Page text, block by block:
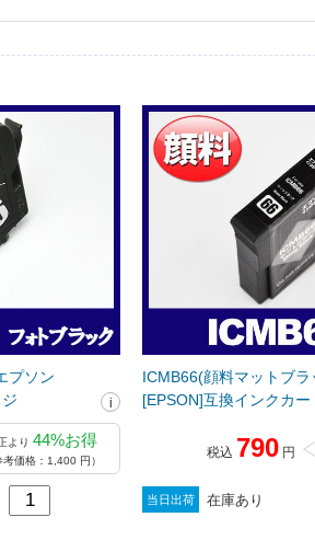
プソン
より 44%お得
考価格：1,400 円）
ICMB66(顔料マットブ
[EPSON]互換インクカー
税込 790 円
当日出荷 在庫あり